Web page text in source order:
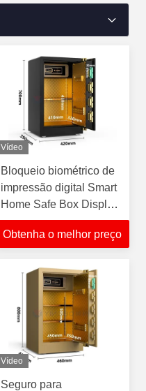
Vídeo
Bloqueio biométrico de
impressão digital Smart
Home Safe Box Display
LCD Safe Digital Safe
Box
Obtenha o melhor preço
Vídeo
Seguro para